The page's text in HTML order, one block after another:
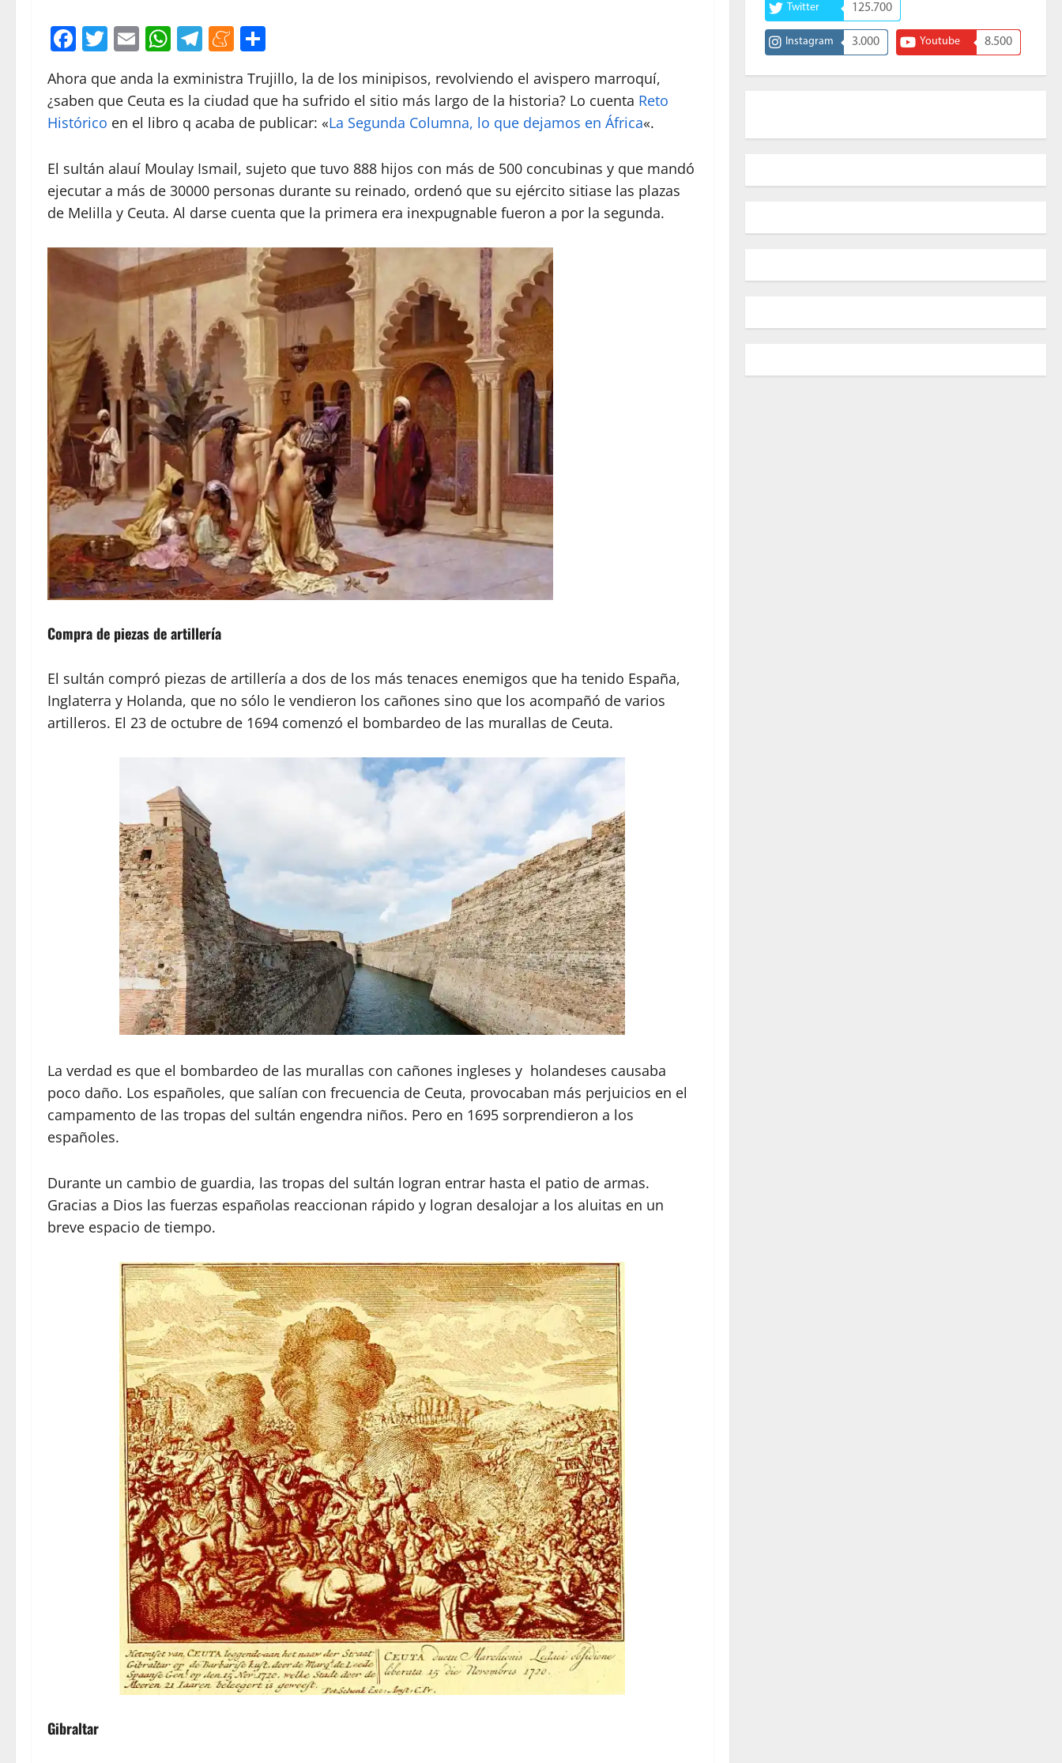
Facebook
Twitter
EmailWhatsApp
Telegram
Meneame
Ahora que anda la exministra Trujillo, la de los minipisos, revolviendo el avispero marroquí,
¿saben que Ceuta es la ciudad que ha sufrido el sitio más largo de la historia? Lo cuenta Reto
Histórico en el libro q acaba de publicar: «La Segunda Columna, lo que dejamos en África«.
El sultán alauí Moulay Ismail, sujeto que tuvo 888 hijos con más de 500 concubinas y que mandó
ejecutar a más de 30000 personas durante su reinado, ordenó que su ejército sitiase las plazas
de Melilla y Ceuta. Al darse cuenta que la primera era inexpugnable fueron a por la segunda.
Compra de piezas de artillería
El sultán compró piezas de artillería a dos de los más tenaces enemigos que ha tenido España,
Inglaterra y Holanda, que no sólo le vendieron los cañones sino que los acompañó de varios
artilleros. El 23 de octubre de 1694 comenzó el bombardeo de las murallas de Ceuta.
La verdad es que el bombardeo de las murallas con cañones ingleses y holandeses causaba
poco daño. Los españoles, que salían con frecuencia de Ceuta, provocaban más perjuicios en el
campamento de las tropas del sultán engendra niños. Pero en 1695 sorprendieron a los
españoles.
Durante un cambio de guardia, las tropas del sultán logran entrar hasta el patio de armas.
Gracias a Dios las fuerzas españolas reaccionan rápido y logran desalojar a los aluitas en un
breve espacio de tiempo.
Gibraltar
Twitter 125.700
Instagram 3.000 Youtube 8.500